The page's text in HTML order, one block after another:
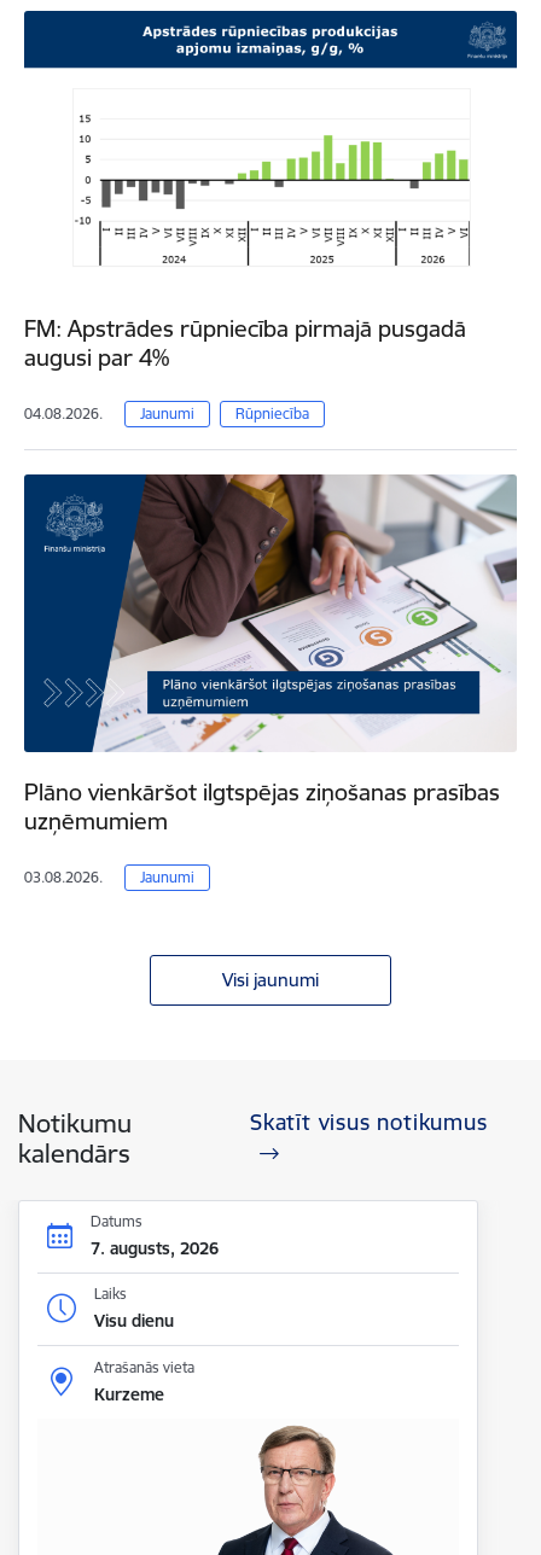
FM: Apstrādes rūpniecība pirmajā pusgadā
augusi par 4%
04.08.2026. Jaunumi Rūpniecība
Plāno vienkāršot ilgtspējas ziņošanas prasības
uzņēmumiem
03.08.2026. Jaunumi
Visi jaunumi
Notikumu
kalendārs
Skatīt visus notikumus
Datums
7. augusts, 2026
Laiks
Visu dienu
Atrašanās vieta
Kurzeme